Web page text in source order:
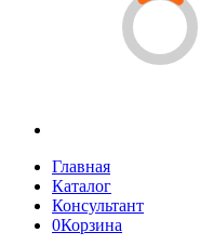
Главная
Каталог
Консультант
0Корзина